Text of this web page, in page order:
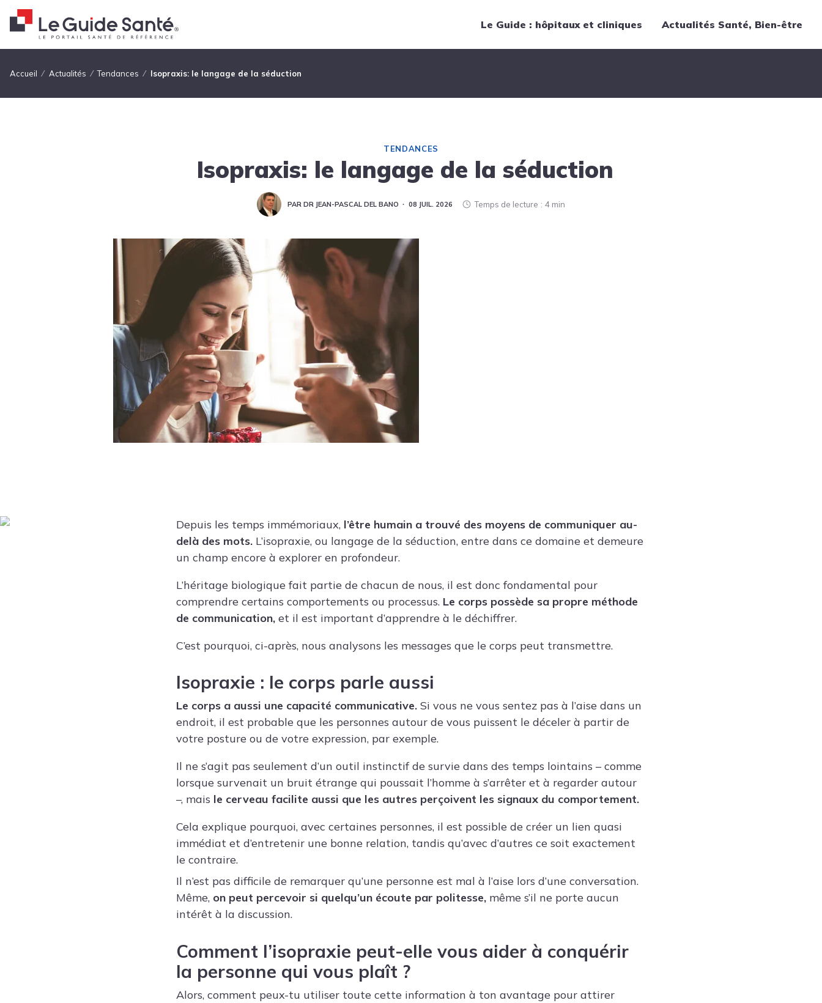
Le Guide : hôpitaux et cliniques Actualités Santé, Bien-être
Fil d'Ariane
Accueil Actualités Tendances Isopraxis: le langage de la séduction
TENDANCES
Isopraxis: le langage de la séduction
PAR DR JEAN-PASCAL DEL BANO 08 JUIL. 2026 Temps de lecture 4 min
Depuis les temps immémoriaux, l’être humain a trouvé des moyens de communiquer au-
delà des mots. L’isopraxie, ou langage de la séduction, entre dans ce domaine et demeure
un champ encore à explorer en profondeur.
L’héritage biologique fait partie de chacun de nous, il est donc fondamental pour
comprendre certains comportements ou processus. Le corps possède sa propre méthode
de communication, et il est important d’apprendre à le déchiffrer.
C’est pourquoi, ci-après, nous analysons les messages que le corps peut transmettre.
Isopraxie : le corps parle aussi
Le corps a aussi une capacité communicative. Si vous ne vous sentez pas à l’aise dans un
endroit, il est probable que les personnes autour de vous puissent le déceler à partir de
votre posture ou de votre expression, par exemple.
Il ne s’agit pas seulement d’un outil instinctif de survie dans des temps lointains – comme
lorsque survenait un bruit étrange qui poussait l’homme à s’arrêter et à regarder autour
–, mais le cerveau facilite aussi que les autres perçoivent les signaux du comportement.
Cela explique pourquoi, avec certaines personnes, il est possible de créer un lien quasi
immédiat et d’entretenir une bonne relation, tandis qu’avec d’autres ce soit exactement
le contraire.
Il n’est pas difficile de remarquer qu’une personne est mal à l’aise lors d’une conversation.
Même, on peut percevoir si quelqu’un écoute par politesse, même s’il ne porte aucun
intérêt à la discussion.
Comment l’isopraxie peut-elle vous aider à conquérir
la personne qui vous plaît ?
Alors, comment peux-tu utiliser toute cette information à ton avantage pour attirer